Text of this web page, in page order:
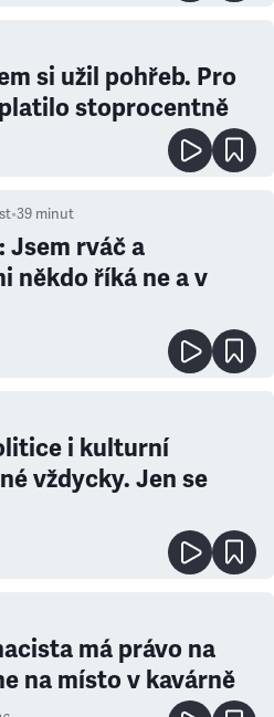
si užil pohřeb. Pro
stoprocentně
•39 minut
Jsem rváč a
někdo říká ne a v
i kulturní
vždycky. Jen se
má právo na
na místo v kavárně